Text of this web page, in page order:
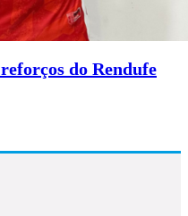
do Rendufe